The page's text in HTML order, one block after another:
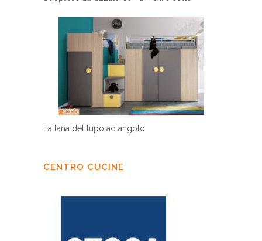
La tana del lupo ad angolo
CENTRO CUCINE